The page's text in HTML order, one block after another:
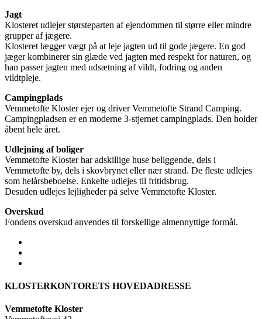
Jagt
Klosteret udlejer størsteparten af ejendommen til større eller mindre
grupper af jægere.
Klosteret lægger vægt på at leje jagten ud til gode jægere. En god
jæger kombinerer sin glæde ved jagten med respekt for naturen, og
han passer jagten med udsætning af vildt, fodring og anden
vildtpleje.
Campingplads
Vemmetofte Kloster ejer og driver Vemmetofte Strand Camping.
Campingpladsen er en moderne 3-stjernet campingplads. Den holder
åbent hele året.
Udlejning af boliger
Vemmetofte Kloster har adskillige huse beliggende, dels i
Vemmetofte by, dels i skovbrynet eller nær strand. De fleste udlejes
som helårsbeboelse. Enkelte udlejes til fritidsbrug.
Desuden udlejes lejligheder på selve Vemmetofte Kloster.
Overskud
Fondens overskud anvendes til forskellige almennyttige formål.
KLOSTERKONTORETS HOVEDADRESSE
Vemmetofte Kloster